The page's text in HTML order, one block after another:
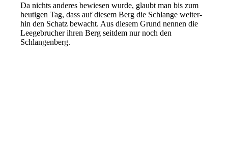
Da nichts ande­res bewie­sen wur­de, glaubt man bis zum
heu­ti­gen Tag, dass auf die­sem Berg die Schlange wei­ter­
hin den Schatz bewacht. Aus die­sem Grund nen­nen die
Leegebrucher ihren Berg seit­dem nur noch den
Schlangenberg.